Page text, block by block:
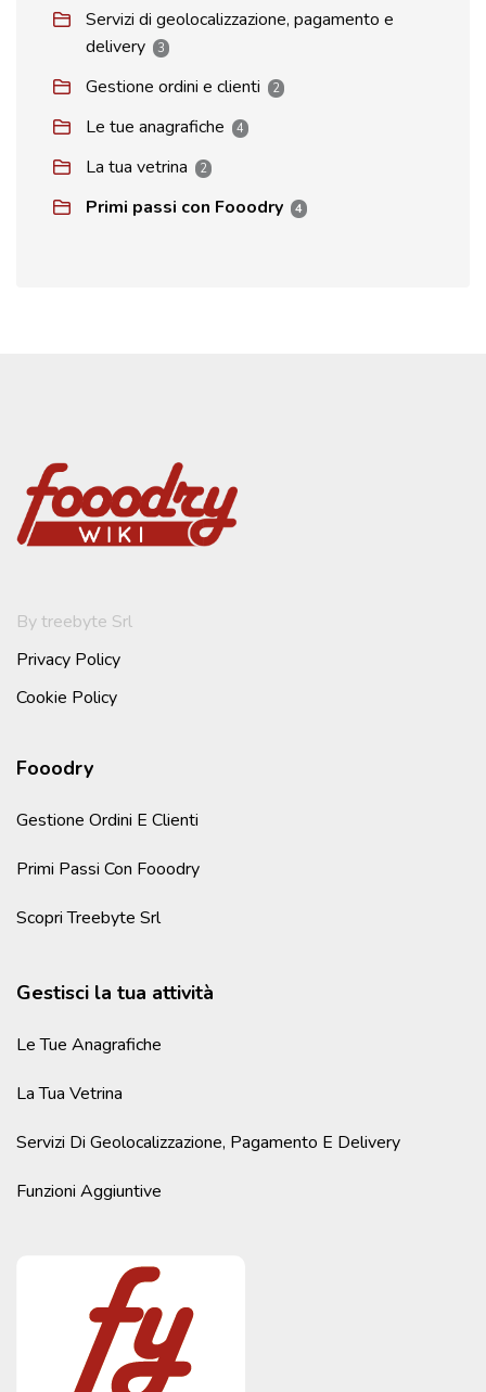
Servizi di geolocalizzazione, pagamento e
delivery
3
Gestione ordini e clienti 2
Le tue anagrafiche 4
La tua vetrina 2
Primi passi con Fooodry 4
By treebyte Srl
Privacy Policy
Cookie Policy
Fooodry
Gestione Ordini E Clienti
Primi Passi Con Fooodry
Scopri Treebyte Srl
Gestisci la tua attività
Le Tue Anagrafiche
La Tua Vetrina
Servizi Di Geolocalizzazione, Pagamento E Delivery
Funzioni Aggiuntive